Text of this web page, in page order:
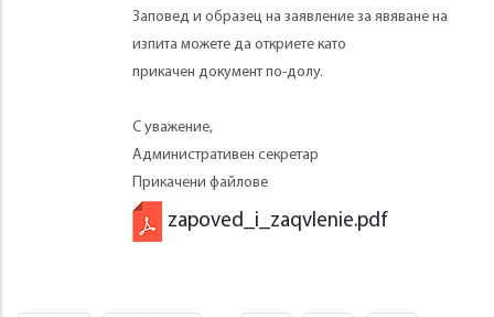
Заповед и образец на заявление за явяване на
изпита можете да откриете като
прикачен документ по-долу.
С уважение,
Административен секретар
Прикачени файлове
zapoved_i_zaqvlenie.pdf